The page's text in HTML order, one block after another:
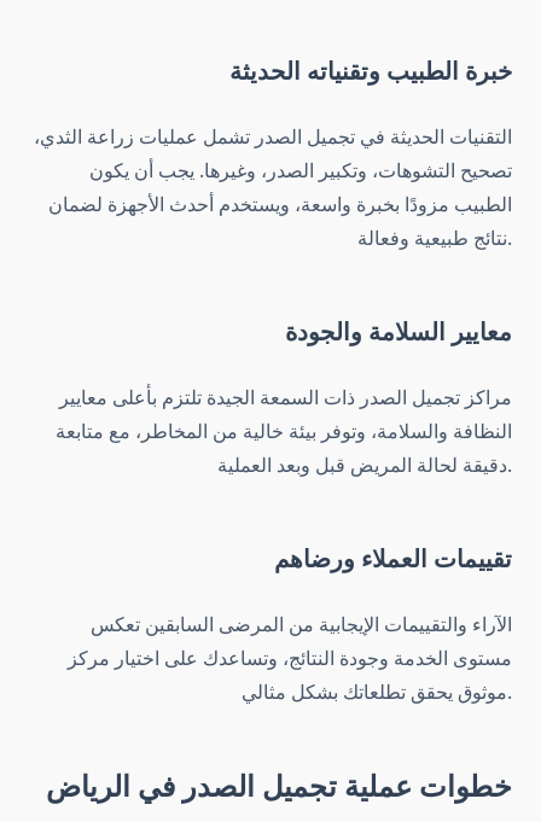
خبرة الطبيب وتقنياته الحديثة
التقنيات الحديثة في تجميل الصدر تشمل عمليات زراعة الثدي،
تصحيح التشوهات، وتكبير الصدر، وغيرها. يجب أن يكون
الطبيب مزودًا بخبرة واسعة، ويستخدم أحدث الأجهزة لضمان
نتائج طبيعية وفعالة.
معايير السلامة والجودة
مراكز تجميل الصدر ذات السمعة الجيدة تلتزم بأعلى معايير
النظافة والسلامة، وتوفر بيئة خالية من المخاطر، مع متابعة
دقيقة لحالة المريض قبل وبعد العملية.
تقييمات العملاء ورضاهم
الآراء والتقييمات الإيجابية من المرضى السابقين تعكس
مستوى الخدمة وجودة النتائج، وتساعدك على اختيار مركز
موثوق يحقق تطلعاتك بشكل مثالي.
خطوات عملية تجميل الصدر في الرياض